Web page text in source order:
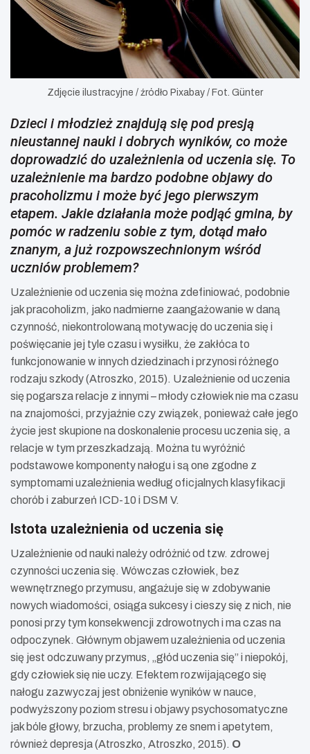
Zdjęcie ilustracyjne / źródło Pixabay / Fot. Günter
Dzieci i młodzież znajdują się pod presją
nieustannej nauki i dobrych wyników, co może
doprowadzić do uzależnienia od uczenia się. To
uzależnienie ma bardzo podobne objawy do
pracoholizmu i może być jego pierwszym
etapem. Jakie działania może podjąć gmina, by
pomóc w radzeniu sobie z tym, dotąd mało
znanym, a już rozpowszechnionym wśród
uczniów problemem?
Uzależnienie od uczenia się można zdefiniować, podobnie
jak pracoholizm, jako nadmierne zaangażowanie w daną
czynność, niekontrolowaną motywację do uczenia się i
poświęcanie jej tyle czasu i wysiłku, że zakłóca to
funkcjonowanie w innych dziedzinach i przynosi różnego
rodzaju szkody (Atroszko, 2015). Uzależnienie od uczenia
się pogarsza relacje z innymi – młody człowiek nie ma czasu
na znajomości, przyjaźnie czy związek, ponieważ całe jego
życie jest skupione na doskonalenie procesu uczenia się, a
relacje w tym przeszkadzają. Można tu wyróżnić
podstawowe komponenty nałogu i są one zgodne z
symptomami uzależnienia według oficjalnych klasyfikacji
chorób i zaburzeń ICD-10 i DSM V.
Istota uzależnienia od uczenia się
Uzależnienie od nauki należy odróżnić od tzw. zdrowej
czynności uczenia się. Wówczas człowiek, bez
wewnętrznego przymusu, angażuje się w zdobywanie
nowych wiadomości, osiąga sukcesy i cieszy się z nich, nie
ponosi przy tym konsekwencji zdrowotnych i ma czas na
odpoczynek. Głównym objawem uzależnienia od uczenia
się jest odczuwany przymus, „głód uczenia się” i niepokój,
gdy człowiek się nie uczy. Efektem rozwijającego się
nałogu zazwyczaj jest obniżenie wyników w nauce,
podwyższony poziom stresu i objawy psychosomatyczne
jak bóle głowy, brzucha, problemy ze snem i apetytem,
również depresja (Atroszko, Atroszko, 2015). O